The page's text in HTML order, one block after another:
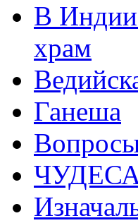
В Индии
храм
Ганеша